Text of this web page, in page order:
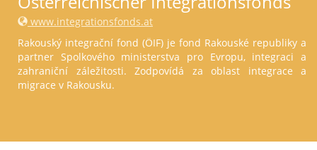
www.integrationsfonds.at
Rakouský integrační fond (ÖIF) je fond Rakouské republiky a
partner Spolkového ministerstva pro Evropu, integraci a
zahraniční záležitosti. Zodpovídá za oblast integrace a
migrace v Rakousku.